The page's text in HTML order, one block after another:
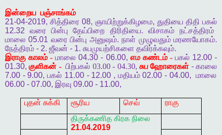
இன்றைய பஞ்சாங்கம்
21-04-2019, சித்திரை 08, ஞாயிற்றுக்கிழமை, துதியை திதி பகல்
12.32வரை பின்பு தேய்பிறை திரிதியை. விசாகம்
நட்சத்திரம்
மாலை 05.01 வரை பின்பு அனுஷம்.நாள் முழுவதும் மரணயோகம்.
நேத்திரம் - 2. ஜீவன் - 1. சுபமுயற்சிகளை தவிர்க்கவும்.
இராகு காலம் - மாலை 04.30 - 06.00, எம கண்டம் - பகல் 12.00 -
01.30,குளிகன் - பிற்பகல் 03.00 - 04.30, சுப ஹோரைகள் -காலை
7.00 - 9.00,பகல் 11.00 - 12.00 , மதியம்02.00 - 04.00,
மாலை
06.00 - 07.00, இரவு 09.00 - 11.00,
புதன் சுக்கி சூரிய செவ்
ராகு
திருக்கணித கிரக நிலை
21.04.2019